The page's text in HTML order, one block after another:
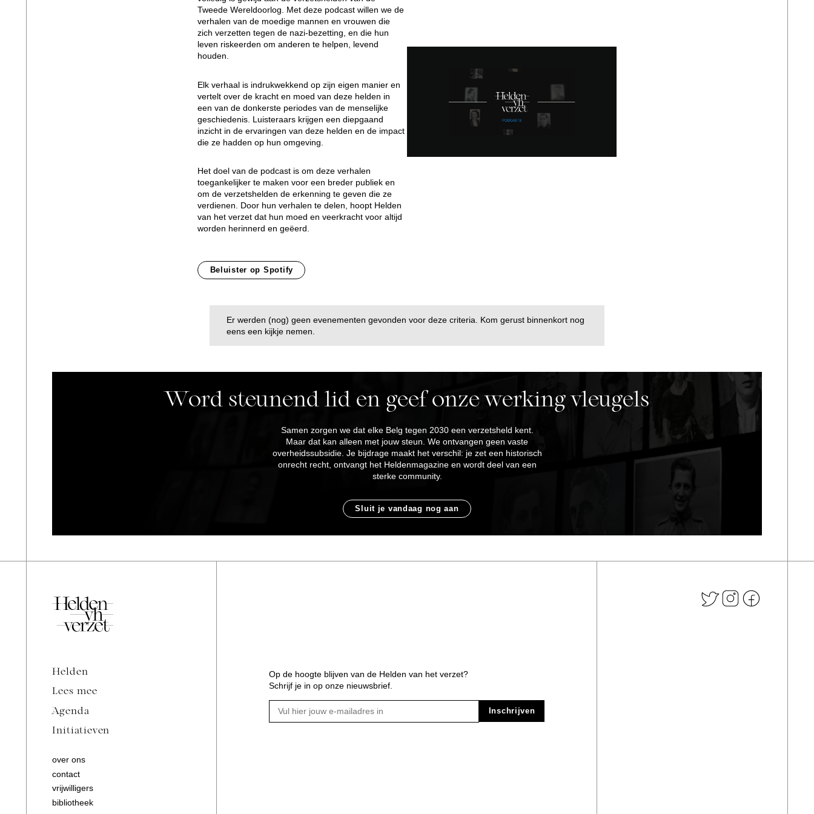
Tweede Wereldoorlog. Met deze podcast willen we de
verhalen van de moedige mannen en vrouwen die
zich verzetten tegen de nazi-bezetting, en die hun
leven riskeerden om anderen te helpen, levend
houden.
Elk verhaal is indrukwekkend op zijn eigen manier en
vertelt over de kracht en moed van deze helden in
een van de donkerste periodes van de menselijke
geschiedenis. Luisteraars krijgen een diepgaand
inzicht in de ervaringen van deze helden en de impact
die ze hadden op hun omgeving.
Het doel van de podcast is om deze verhalen
toegankelijker te maken voor een breder publiek en
om de verzetshelden de erkenning te geven die ze
verdienen. Door hun verhalen te delen, hoopt Helden
van het verzet dat hun moed en veerkracht voor altijd
worden herinnerd en geëerd.
Beluister op Spotify
Er werden (nog) geen evenementen gevonden voor deze criteria. Kom gerust binnenkort nog
eens een kijkje nemen.
Word steunend lid en geef onze werking vleugels
Samen zorgen we dat elke Belg tegen 2030 een verzetsheld kent.
Maar dat kan alleen met jouw steun. We ontvangen geen vaste
overheidssubsidie. Je bijdrage maakt het verschil: je zet een historisch
onrecht recht, ontvangt het Heldenmagazine en wordt deel van een
sterke community.
Sluit je vandaag nog aan
Helden
Lees mee
Agenda
Initiatieven
over ons
contact
vrijwilligers
bibliotheek
Op de hoogte blijven van de Helden van het verzet?
Schrijf je in op onze nieuwsbrief.
Inschrijven